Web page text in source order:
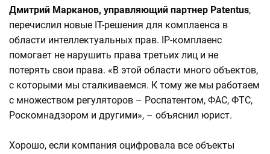
Дмитрий Марканов, управляющий партнер Patentus,
перечислил новые IT-решения для комплаенса в
области интеллектуальных прав. IP-комплаенс
помогает не нарушить права третьих лиц и не
потерять свои права. «В этой области много объектов,
с которыми мы сталкиваемся. К тому же мы работаем
с множеством регуляторов – Роспатентом, ФАС, ФТС,
Роскомнадзором и другими», – объяснил юрист.
Хорошо, если компания оцифровала все объекты